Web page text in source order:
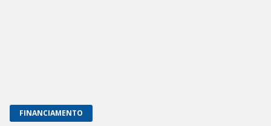
FINANCIAMENTO